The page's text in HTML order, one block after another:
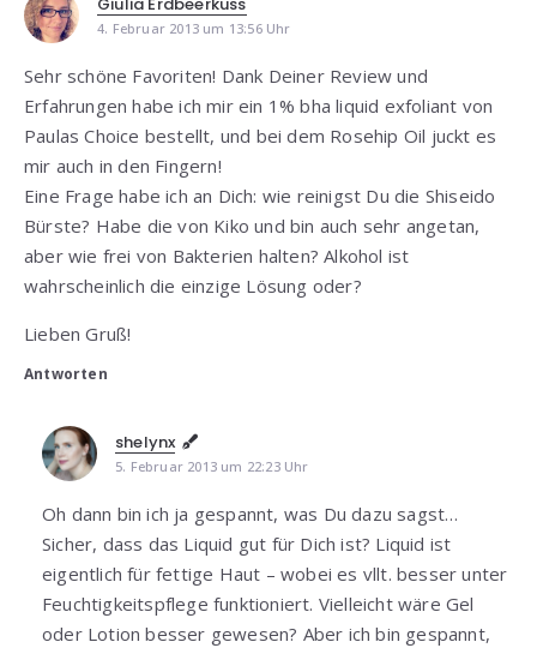
4. Februar 2013 um 13:56 Uhr
Sehr schöne Favoriten! Dank Deiner Review und
Erfahrungen habe ich mir ein 1% bha liquid exfoliant von
Paulas Choice bestellt, und bei dem Rosehip Oil juckt es
mir auch in den Fingern!
Eine Frage habe ich an Dich: wie reinigst Du die Shiseido
Bürste? Habe die von Kiko und bin auch sehr angetan,
aber wie frei von Bakterien halten? Alkohol ist
wahrscheinlich die einzige Lösung oder?
Lieben Gruß!
Antworten
shelynx
5. Februar 2013 um 22:23 Uhr
Oh dann bin ich ja gespannt, was Du dazu sagst…
Sicher, dass das Liquid gut für Dich ist? Liquid ist
eigentlich für fettige Haut – wobei es vllt. besser unter
Feuchtigkeitspflege funktioniert. Vielleicht wäre Gel
oder Lotion besser gewesen? Aber ich bin gespannt,